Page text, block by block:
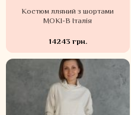
Костюм лляний з шортами
MOKI-B Італія
14243 грн.